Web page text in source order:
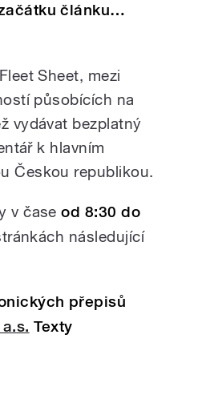
článku…
Sheet, mezi
působících na
vydávat bezplatný
k hlavním
Českou republikou.
v čase od 8:30 do
následující
přepisů
Texty